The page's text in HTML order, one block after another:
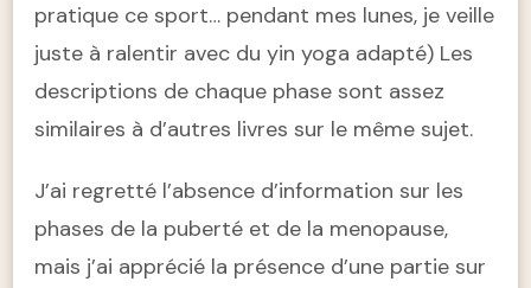
pratique ce sport… pendant mes lunes, je veille
juste à ralentir avec du yin yoga adapté) Les
descriptions de chaque phase sont assez
similaires à d’autres livres sur le même sujet.
J’ai regretté l’absence d’information sur les
phases de la puberté et de la menopause,
mais j’ai apprécié la présence d’une partie sur